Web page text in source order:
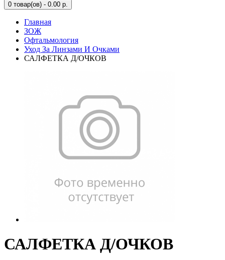
0 товар(ов) - 0.00 р.
Главная
ЗОЖ
Офтальмология
Уход За Линзами И Очками
САЛФЕТКА Д/ОЧКОВ
САЛФЕТКА Д/ОЧКОВ